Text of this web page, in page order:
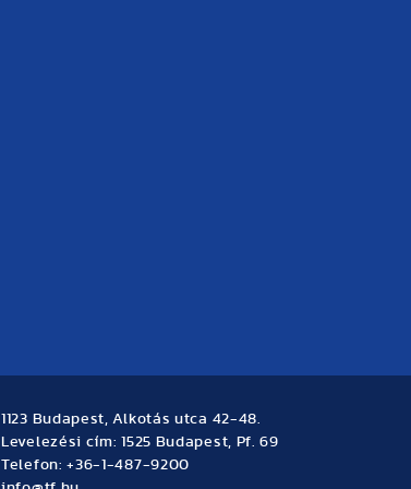
1123 Budapest, Alkotás utca 42-48.
Levelezési cím: 1525 Budapest, Pf. 69
Telefon: +36-1-487-9200